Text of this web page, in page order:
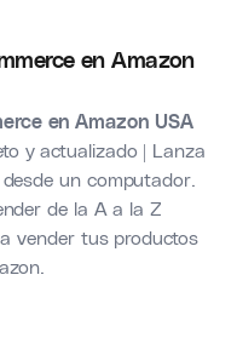
en Amazon
en Amazon USA
y actualizado | Lanza
un computador.
de la A a la Z
vender tus productos